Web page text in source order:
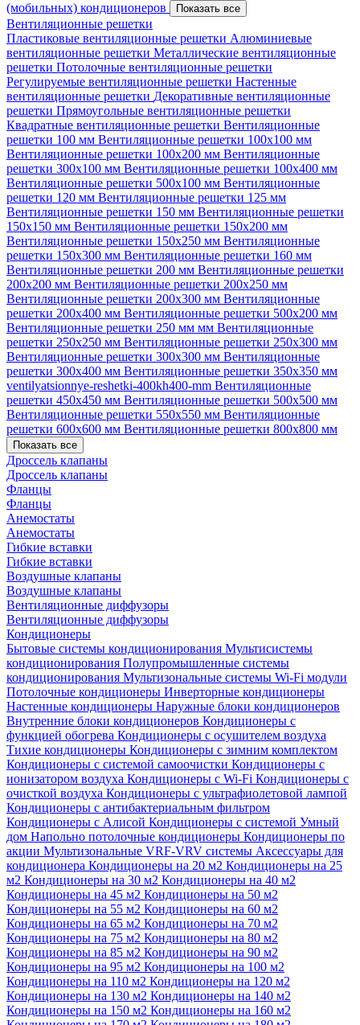
(мобильных) кондиционеров
Показать все
Вентиляционные решетки
Пластиковые вентиляционные решетки Алюминиевые
вентиляционные решетки Металлические вентиляционные
решетки Потолочные вентиляционные решетки
Регулируемые вентиляционные решетки Настенные
вентиляционные решетки Декоративные вентиляционные
решетки Прямоугольные вентиляционные решетки
Квадратные вентиляционные решетки Вентиляционные
решетки 100 мм Вентиляционные решетки 100х100 мм
Вентиляционные решетки 100х200 мм Вентиляционные
решетки 300х100 мм Вентиляционные решетки 100х400 мм
Вентиляционные решетки 500х100 мм Вентиляционные
решетки 120 мм Вентиляционные решетки 125 мм
Вентиляционные решетки 150 мм Вентиляционные решетки
150х150 мм Вентиляционные решетки 150х200 мм
Вентиляционные решетки 150х250 мм Вентиляционные
решетки 150х300 мм Вентиляционные решетки 160 мм
Вентиляционные решетки 200 мм Вентиляционные решетки
200х200 мм Вентиляционные решетки 200х250 мм
Вентиляционные решетки 200х300 мм Вентиляционные
решетки 200х400 мм Вентиляционные решетки 500х200 мм
Вентиляционные решетки 250 мм мм Вентиляционные
решетки 250х250 мм Вентиляционные решетки 250х300 мм
Вентиляционные решетки 300х300 мм Вентиляционные
решетки 300х400 мм Вентиляционные решетки 350х350 мм
ventilyatsionnye-reshetki-400kh400-mm Вентиляционные
решетки 450х450 мм Вентиляционные решетки 500х500 мм
Вентиляционные решетки 550х550 мм Вентиляционные
решетки 600х600 мм Вентиляционные решетки 800х800 мм
Показать все
Дроссель клапаны
Дроссель клапаны
Фланцы
Фланцы
Анемостаты
Анемостаты
Гибкие вставки
Гибкие вставки
Воздушные клапаны
Воздушные клапаны
Вентиляционные диффузоры
Вентиляционные диффузоры
Кондиционеры
Бытовые системы кондиционирования Мультисистемы
кондиционирования Полупромышленные системы
кондиционирования Мультизональные системы Wi-Fi модули
Потолочные кондиционеры Инверторные кондиционеры
Настенные кондиционеры Наружные блоки кондиционеров
Внутренние блоки кондиционеров Кондиционеры с
функцией обогрева Кондиционеры с осушителем воздуха
Тихие кондиционеры Кондиционеры с зимним комплектом
Кондиционеры с системой самоочистки Кондиционеры с
ионизатором воздуха Кондиционеры с Wi-Fi Кондиционеры с
очисткой воздуха Кондиционеры с ультрафиолетовой лампой
Кондиционеры с антибактериальным фильтром
Кондиционеры с Алисой Кондиционеры с системой Умный
дом Напольно потолочные кондиционеры Кондиционеры по
акции Мультизональные VRF-VRV системы Аксессуары для
кондиционера Кондиционеры на 20 м2 Кондиционеры на 25
м2 Кондиционеры на 30 м2 Кондиционеры на 40 м2
Кондиционеры на 45 м2 Кондиционеры на 50 м2
Кондиционеры на 55 м2 Кондиционеры на 60 м2
Кондиционеры на 65 м2 Кондиционеры на 70 м2
Кондиционеры на 75 м2 Кондиционеры на 80 м2
Кондиционеры на 85 м2 Кондиционеры на 90 м2
Кондиционеры на 95 м2 Кондиционеры на 100 м2
Кондиционеры на 110 м2 Кондиционеры на 120 м2
Кондиционеры на 130 м2 Кондиционеры на 140 м2
Кондиционеры на 150 м2 Кондиционеры на 160 м2